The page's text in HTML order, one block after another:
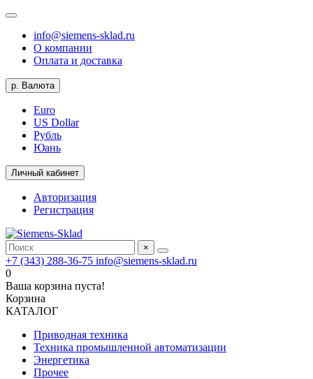
info@siemens-sklad.ru
О компании
Оплата и доставка
р. Валюта
Euro
US Dollar
Рубль
Юань
Личный кабинет
Авторизация
Регистрация
×
+7 (343) 288-36-75 info@siemens-sklad.ru
0
Ваша корзина пуста!
Корзина
КАТАЛОГ
Приводная техника
Техника промышленной автоматизации
Энергетика
Прочее